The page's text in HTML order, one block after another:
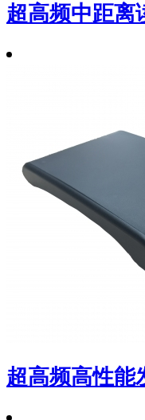
超高频中距离
超高频高性能